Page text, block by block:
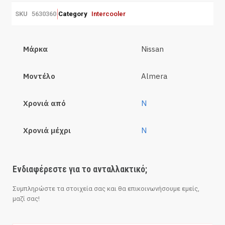
SKU 5630360 Category Intercooler
Μάρκα Nissan
Μοντέλο Almera
Χρονιά από N
Χρονιά μέχρι N
Ενδιαφέρεστε για το ανταλλακτικό;
Συμπληρώστε τα στοιχεία σας και θα επικοινωνήσουμε εμείς,
μαζί σας!